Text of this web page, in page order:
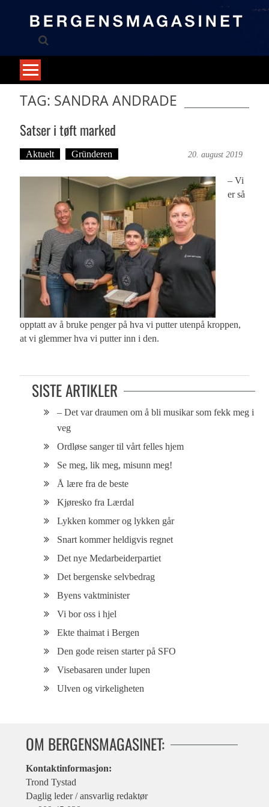
TAG: SANDRA ANDRADE
Satser i tøft marked
Aktuelt Gründeren 20. august 2019
– Vi
er så
opptatt av å bruke penger på hva vi putter utenpå kroppen,
at vi glemmer hva vi putter inn i den.
SISTE ARTIKLER
– Det var draumen om å bli musikar som fekk meg i
veg
Ordløse sanger til vårt felles hjem
Se meg, lik meg, misunn meg!
Å lære fra de beste
Kjøresko fra Lærdal
Lykken kommer og lykken går
Snart kommer heldigvis regnet
Det nye Medarbeiderpartiet
Det bergenske selvbedrag
Byens vaktminister
Vi bor oss i hjel
Ekte thaimat i Bergen
Den gode reisen starter på SFO
Visebasaren under lupen
Ulven og virkeligheten
OM BERGENSMAGASINET:
Kontaktinformasjon:
Trond Tystad
Daglig leder / ansvarlig redaktør